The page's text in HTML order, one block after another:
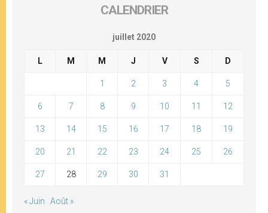
CALENDRIER
juillet 2020
L M M J V S D
1 2 3 4 5
6 7 8 9 10 11 12
13 14 15 16 17 18 19
20 21 22 23 24 25 26
27 28 29 30 31
« Juin Août »